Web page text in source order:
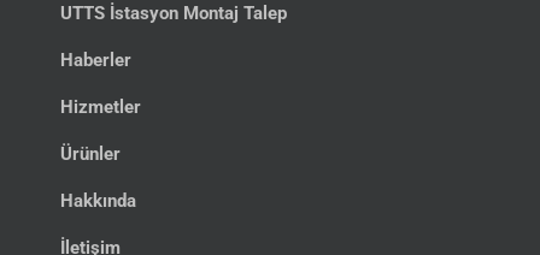
UTTS İstasyon Montaj Talep
Haberler
Hizmetler
Ürünler
Hakkında
İletişim